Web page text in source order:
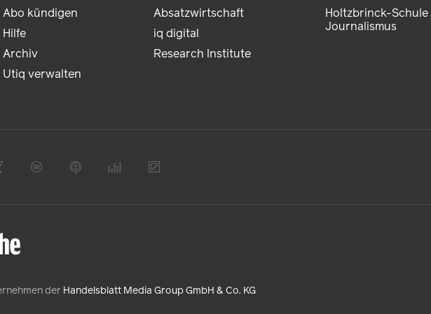
Abo kündigen
Hilfe
Archiv
Utiq verwalten
Absatzwirtschaft
iq digital
Research Institute
Holtzbrinck-
Journalismus
der Handelsblatt Media Group GmbH & Co. KG